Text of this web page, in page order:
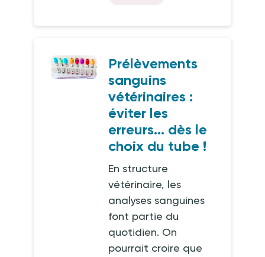
Prélèvements
sanguins
vétérinaires :
éviter les
erreurs… dès le
choix du tube !
En structure
vétérinaire, les
analyses sanguines
font partie du
quotidien. On
pourrait croire que